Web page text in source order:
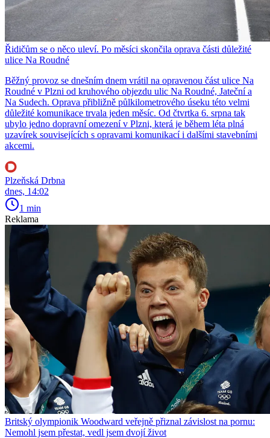
Řidičům se o něco uleví. Po měsíci skončila oprava části důležité
ulice Na Roudné
Běžný provoz se dnešním dnem vrátil na opravenou část ulice Na
Roudné v Plzni od kruhového objezdu ulic Na Roudné, Jateční a
Na Sudech. Oprava přibližně půlkilometrového úseku této velmi
důležité komunikace trvala jeden měsíc. Od čtvrtka 6. srpna tak
ubylo jedno dopravní omezení v Plzni, která je během léta plná
uzavírek souvisejících s opravami komunikací i dalšími stavebními
akcemi.
Plzeňská Drbna
dnes, 14:02
1 min
Reklama
Britský olympionik Woodward veřejně přiznal závislost na pornu:
Nemohl jsem přestat, vedl jsem dvojí život